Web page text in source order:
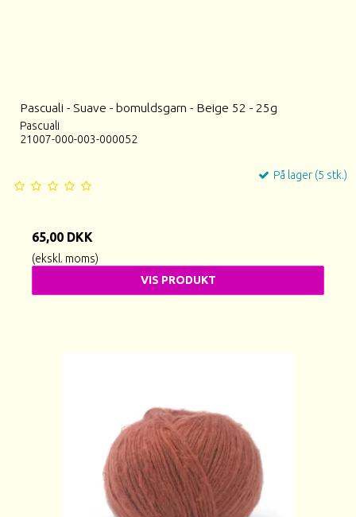
Pascuali - Suave - bomuldsgarn - Beige 52 - 25g
Pascuali
21007-000-003-000052
På lager (5 stk.)
65,00 DKK
(ekskl. moms)
VIS PRODUKT